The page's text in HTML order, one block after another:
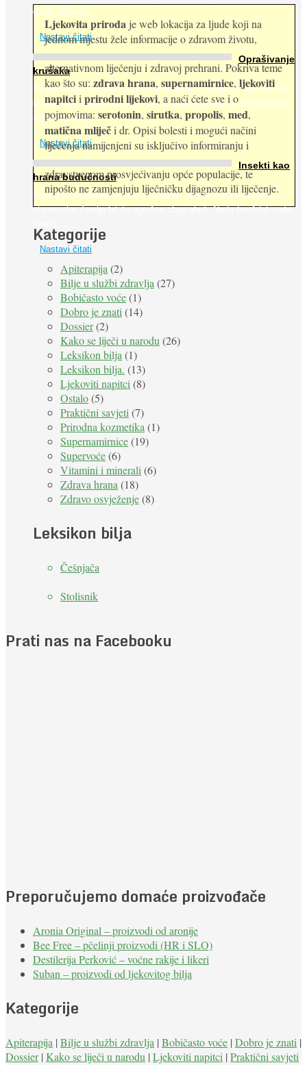
dalje. Njihovo ...
Nastavi čitati
Oprašivanje
krušaka
Pri podizanju nasada kruške zanemaruje se problem oprašivanja
kukcima jer vlada uvjerenje da će krušku oprašiti pčele medarice
(Apis mellifera). ...
Nastavi čitati
Insekti kao
hrana budućnosti
Prema predviđanjima FAO-a do 2050. godine život 9 milijardi
stanovnika Zemlje bit će ugrožen zbog gladi. Nadu (možda) nude
Nastavi čitati
Ljekovita priroda je web lokacija za ljude koji na
jednom mjestu žele informacije o zdravom životu,
alternativnom liječenju i zdravoj prehrani. Pokriva teme
kao što su: zdrava hrana, supernamirnice, ljekoviti
napitciiprirodni lijekovi, a naći ćete sve i o
pojmovima: serotonin, sirutka, propolis, med,
matična mliječi dr. Opisi bolesti i mogući načini
liječenja namijenjeni su isključivo informiranju i
zdravstvenom prosvjećivanju opće populacije, te
nipošto ne zamjenjuju liječničku dijagnozu ili liječenje.
Kategorije
Apiterapija (2)
Bilje u službi zdravlja (27)
Bobičasto voće(1)
Dobro je znati (14)
Dossier(2)
Kako se liječi u narodu (26)
Leksikon bilja (1)
Leksikon bilja. (13)
Ljekoviti napitci (8)
Ostalo(5)
Praktični savjeti (7)
Prirodna kozmetika (1)
Supernamirnice(19)
Supervoće(6)
Vitamini i minerali (6)
Zdrava hrana (18)
Zdravo osvježenje(8)
Leksikon bilja
Češnjača
Stolisnik
Prati nas na Facebooku
Preporučujemo domaće proizvođače
Aronia Original – proizvodi od aronije
Bee Free – pčelinji proizvodi (HR i SLO)
Destilerija Perković – voćne rakije i likeri
Suban – proizvodi od ljekovitog bilja
Kategorije
Apiterapija | Bilje u službi zdravlja | Bobičasto voće | Dobro je znati |
Dossier| Kako se liječi u narodu | Ljekoviti napitci | Praktični savjeti